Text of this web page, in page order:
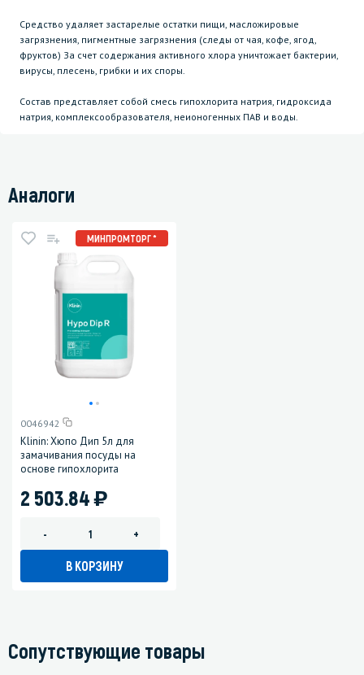
Средство удаляет застарелые остатки пищи, масложировые
загрязнения, пигментные загрязнения (следы от чая, кофе, ягод,
фруктов) За счет содержания активного хлора уничтожает бактерии,
вирусы, плесень, грибки и их споры.
Состав представляет собой смесь гипохлорита натрия, гидроксида
натрия, комплексообразователя, неионогенных ПАВ и воды.
Аналоги
МИНПРОМТОРГ *
0046942
Klinin: Хюпо Дип 5л для
замачивания посуды на
основе гипохлорита
2 503.84)
- +
В КОРЗИНУ
Сопутствующие товары